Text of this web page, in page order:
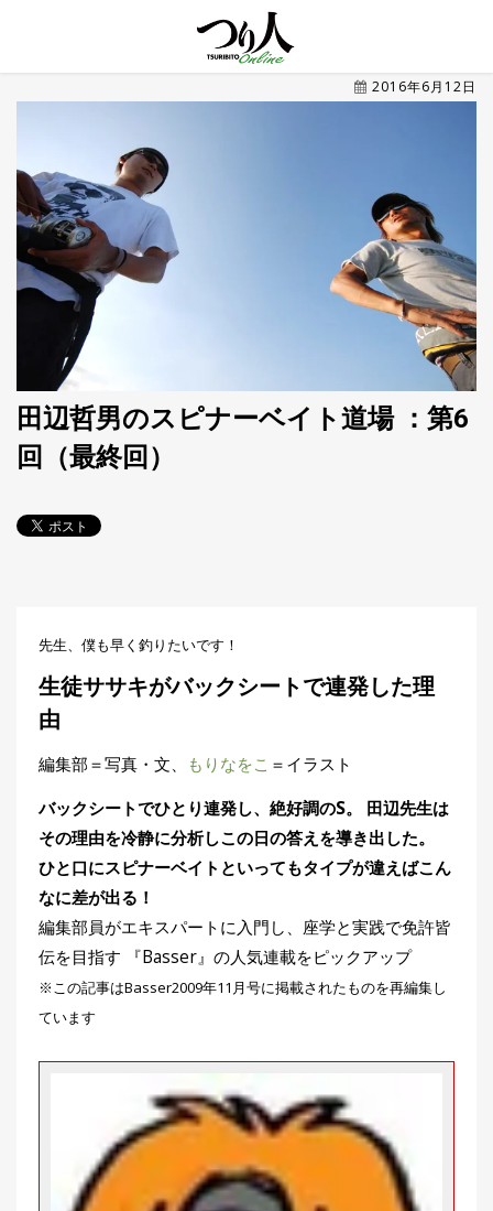
2016年6月12日
田辺哲男のスピナーベイト道場 ：第6
回（最終回）
先生、僕も早く釣りたいです！
生徒ササキがバックシートで連発した理
由
編集部＝写真・文、 もりなをこ ＝イラスト
バックシートでひとり連発し、絶好調のS。 田辺先生は
その理由を冷静に分析しこの日の答えを導き出した。
ひと口にスピナーベイトといってもタイプが違えばこん
なに差が出る！
編集部員がエキスパートに入門し、座学と実践で免許皆
伝を目指す 『Basser』の人気連載をピックアップ
※この記事はBasser2009年11月号に掲載されたものを再編集し
ています
UP
新
着
記
事
ラ
ン
キ
ン
グ
HOT
釣具
NEWS
探
す・
か
ら
探
す
›
全
お
す
す
め
釣
り
場
›
編
部
す